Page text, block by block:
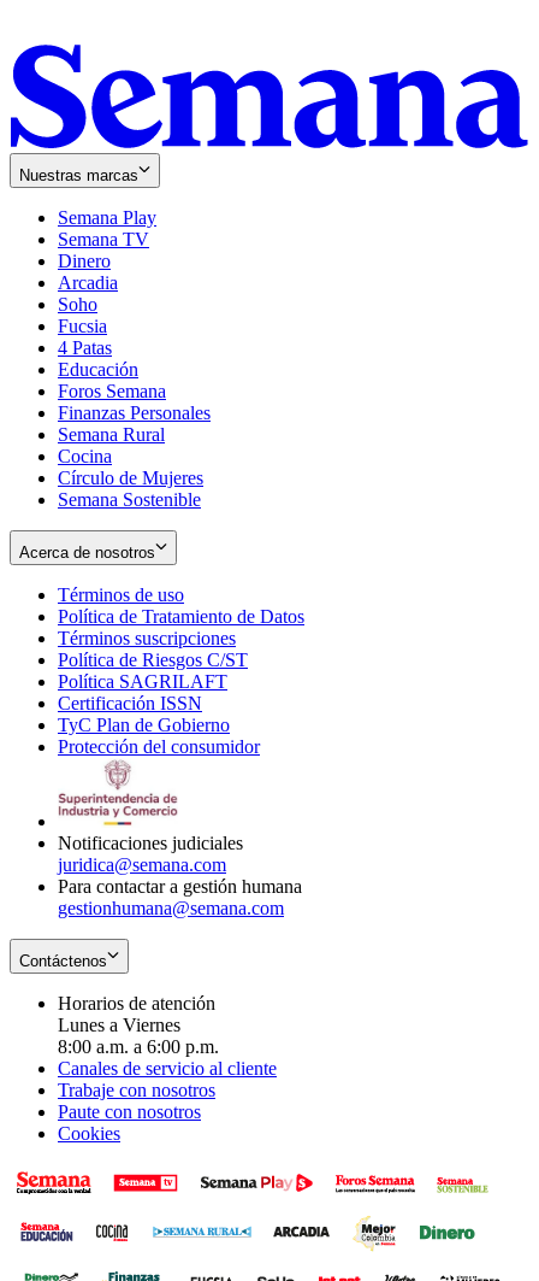
Nuestras marcas
Semana Play
Semana TV
Dinero
Arcadia
Soho
in
new
window
Fucsia
in
new
window
4 Patas
Educación
Foros Semana
Finanzas Personales
Semana Rural
Cocina
Círculo de Mujeres
Semana Sostenible
Acerca de nosotros
Términos de uso
in
new
window
Política de Tratamiento de Datos
Términos suscripciones
in
Política de Riesgos C/ST
Política SAGRILAFT
new
window
Certificación ISSN
in
new
TyC Plan de Gobierno
in
Protección del consumidorOpens
Notificaciones judiciales
juridica@semana.com
Para contactar a gestión humana
gestionhumana@semana.com
Contáctenos
Horarios de atención
Lunes a Viernes
8:00 a.m. a 6:00 p.m.
Canales de servicio al cliente
Trabaje con nosotros
Paute con nosotros
Cookies